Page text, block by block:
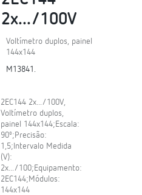
2x.../100V
Voltímetro duplos, painel
144x144
M13841.
2EC144 2x.../100V,
Voltímetro duplos,
painel 144x144;Escala:
90º;Precisão:
1,5;Intervalo Medida
(V):
2x.../100;Equipamento:
2EC144;Módulos:
144x144